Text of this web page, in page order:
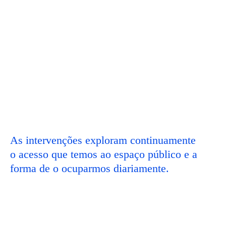
As intervenções exploram continuamente
o acesso que temos ao espaço público e a
forma de o ocuparmos diariamente.